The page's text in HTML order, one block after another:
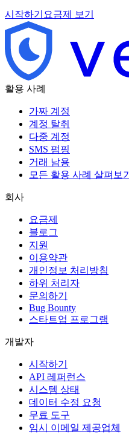
시작하기 요금제 보기
활용 사례
가짜 계정
계정 탈취
다중 계정
SMS 펌핑
거래 남용
모든 활용 사례 살펴보기
회사
요금제
블로그
지원
이용약관
개인정보 처리방침
하위 처리자
문의하기
Bug Bounty
스타트업 프로그램
개발자
시작하기
API 레퍼런스
시스템 상태
데이터 수정 요청
무료 도구
임시 이메일 제공업체